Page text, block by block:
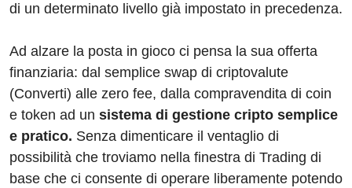
di un determinato livello già impostato in precedenza.
Ad alzare la posta in gioco ci pensa la sua offerta
finanziaria: dal semplice swap di criptovalute
(Converti) alle zero fee, dalla compravendita di coin
e token ad un sistema di gestione cripto semplice
e pratico. Senza dimenticare il ventaglio di
possibilità che troviamo nella finestra di Trading di
base che ci consente di operare liberamente potendo